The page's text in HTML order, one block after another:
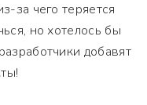
за чего теряется
но хотелось бы
добавят